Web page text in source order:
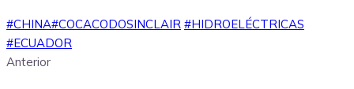
#CHINA#COCACODOSINCLAIR #HIDROELÉCTRICAS
#ECUADOR
Anterior